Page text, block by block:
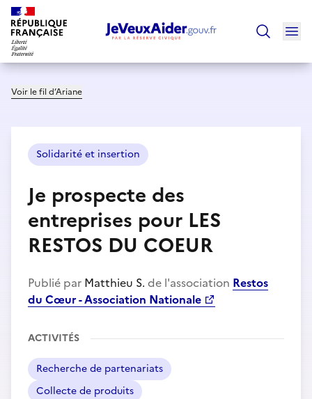
Voir le fil d’Ariane
Solidarité et insertion
Je prospecte des
entreprises pour LES
RESTOS DU COEUR
Publié par Matthieu S. de l'association Restos
du Cœur - Association Nationale
ACTIVITÉS
Recherche de partenariats
Collecte de produits